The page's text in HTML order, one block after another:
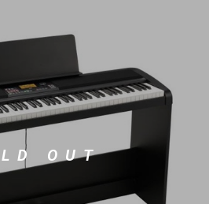
パーカッション
電子ピアノ
OUT